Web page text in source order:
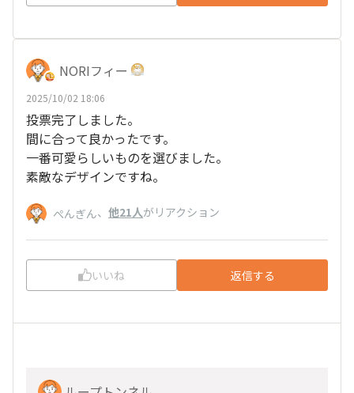
NORIフィー
2025/10/02 18:06
投票完了しました。
間に合って良かったです。
一番可愛らしいものを選びました。
素敵なデザインですね。
ぺんぎん、 他21人がリアクション
いいね 返信する